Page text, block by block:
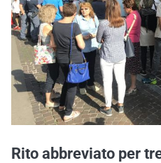
Rito abbreviato per